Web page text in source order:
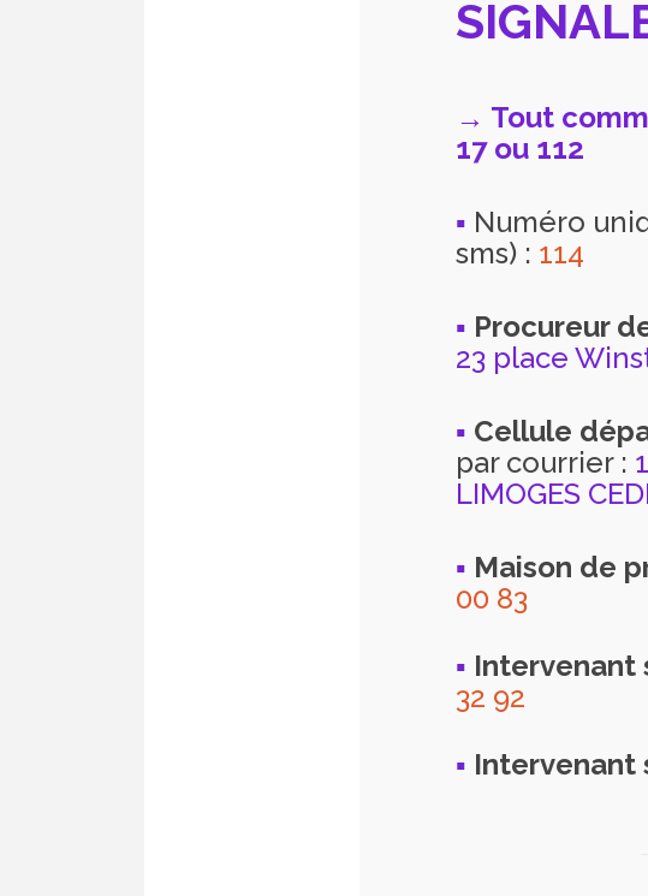
→ Tout
17 ou 112
▪ Numéro
sms) : 114
▪ Procureur
23 place
▪ Cellule
par courrier :
LIMOGES
▪ Maison de
00 83
▪ Intervenant
32 92
▪ Intervenant